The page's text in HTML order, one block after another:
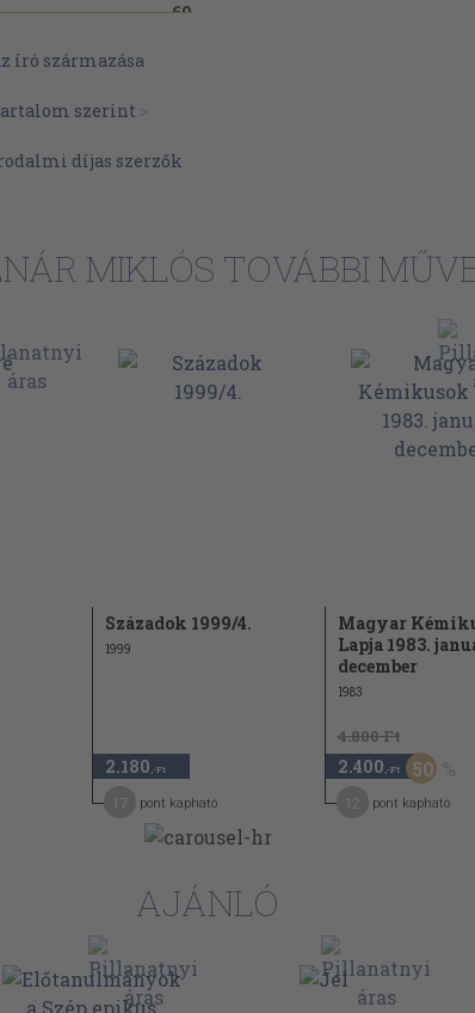
60
84
99
119
író származása
szerint >
díjas szerzők
MIKLÓS TOVÁBBI
Századok 1999/4.
1999
2.180 ,-Ft
pont kapható
Magyar
Lapja 1983.
december
1983
4.800 Ft
2.400 ,-Ft 50
pont kapható
AJÁNLÓ